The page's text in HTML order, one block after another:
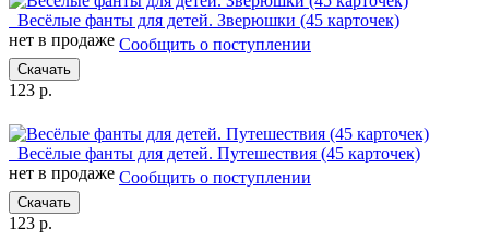
Весёлые фанты для детей. Зверюшки (45 карточек)
нет в продаже Сообщить о поступлении
Скачать
123 р.
Весёлые фанты для детей. Путешествия (45 карточек)
нет в продаже Сообщить о поступлении
Скачать
123 р.